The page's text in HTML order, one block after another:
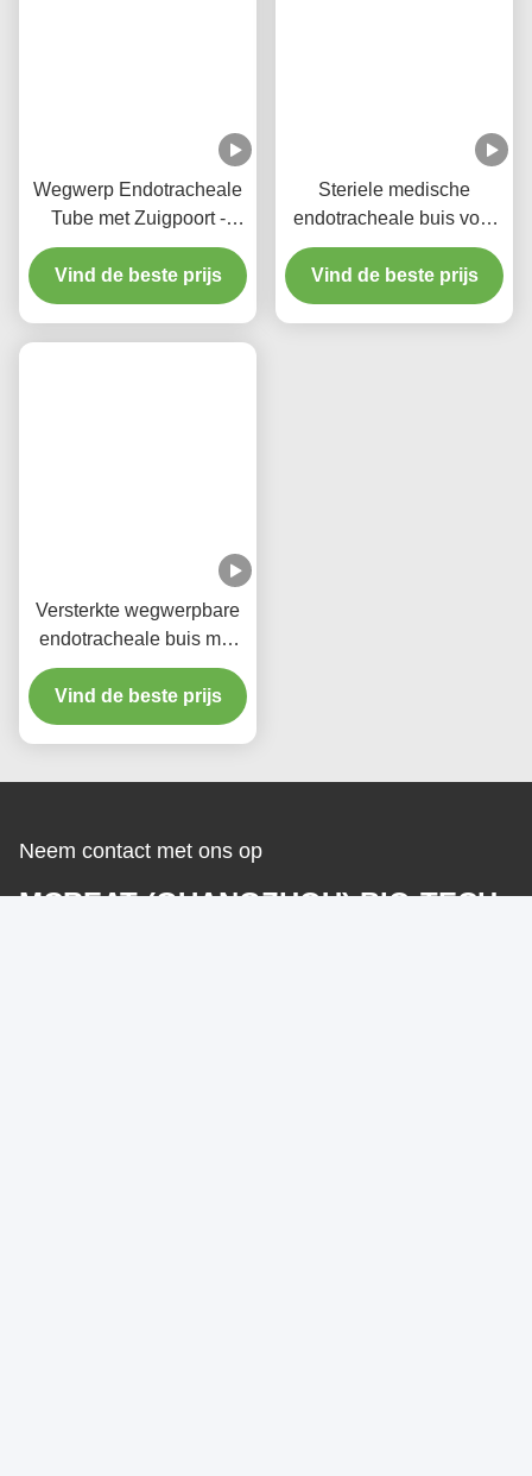
Wegwerp Endotracheale
Tube met Zuigpoort -
DEHP-vrij Transparant
PVC voor Vijf Jaar
Kwaliteitsgarantie
Vind de beste prijs
Steriele medische
endotracheale buis voor
alle maten met CE ISO
Vind de beste prijs
Versterkte wegwerpbare
endotracheale buis met
zuigpoort micro dunne
PU-manschetten
Vind de beste prijs
Neem contact met ons op
MCREAT (GUANGZHOU) BIO-TECH